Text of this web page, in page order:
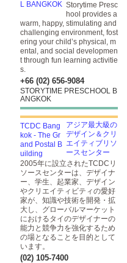
Storytime Presc
hool provides a
warm, happy, stimulating and
challenging environment, fost
ering your child’s physical, m
ental, and social developmen
t through fun learning activitie
s.
+66 (02) 656-9084
STORYTIME PRESCHOOL B
ANGKOK
アジア最大級の
デザイン＆クリ
エイティブリソ
ースセンター
2005年に設立されたTCDCリ
ソースセンターは、デザイナ
ー、学生、起業家、デザイン
やクリエイティビティの愛好
家が、知識や技術を開発・拡
大し、グローバルマーケット
におけるタイのデザイナーの
能力と競争力を強化するため
の場となることを目的として
います。
(02) 105-7400